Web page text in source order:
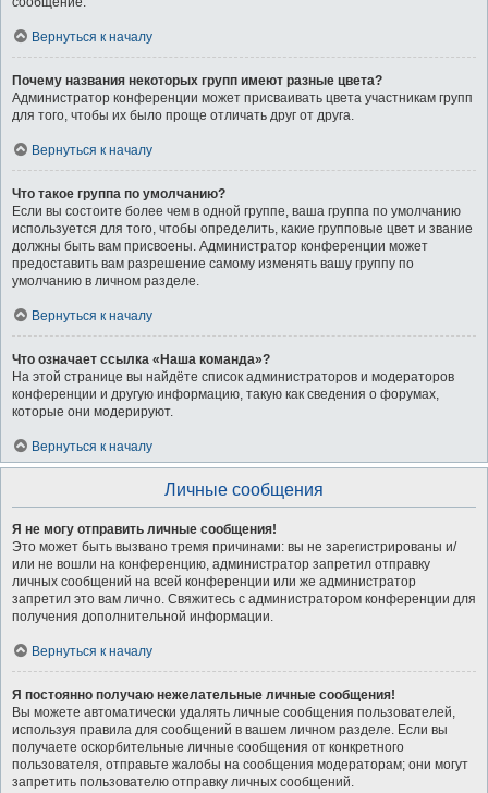
Вернуться к началу
Почему названия некоторых групп имеют разные цвета?
Администратор конференции может присваивать цвета участникам групп
для того, чтобы их было проще отличать друг от друга.
Вернуться к началу
Что такое группа по умолчанию?
Если вы состоите более чем в одной группе, ваша группа по умолчанию
используется для того, чтобы определить, какие групповые цвет и звание
должны быть вам присвоены. Администратор конференции может
предоставить вам разрешение самому изменять вашу группу по
умолчанию в личном разделе.
Вернуться к началу
Что означает ссылка «Наша команда»?
На этой странице вы найдёте список администраторов и модераторов
конференции и другую информацию, такую как сведения о форумах,
которые они модерируют.
Вернуться к началу
Личные сообщения
Я не могу отправить личные сообщения!
Это может быть вызвано тремя причинами: вы не зарегистрированы и/
или не вошли на конференцию, администратор запретил отправку
личных сообщений на всей конференции или же администратор
запретил это вам лично. Свяжитесь с администратором конференции для
получения дополнительной информации.
Вернуться к началу
Я постоянно получаю нежелательные личные сообщения!
Вы можете автоматически удалять личные сообщения пользователей,
используя правила для сообщений в вашем личном разделе. Если вы
получаете оскорбительные личные сообщения от конкретного
пользователя, отправьте жалобы на сообщения модераторам; они могут
запретить пользователю отправку личных сообщений.